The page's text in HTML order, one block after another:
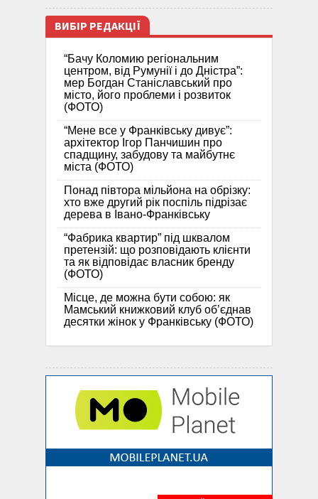
ВИБІР РЕДАКЦІЇ
“Бачу Коломию регіональним
центром, від Румунії і до Дністра”:
мер Богдан Станіславський про
місто, його проблеми і розвиток
(ФОТО)
“Мене все у Франківську дивує”:
архітектор Ігор Панчишин про
спадщину, забудову та майбутнє
міста (ФОТО)
Понад півтора мільйона на обрізку:
хто вже другий рік поспіль підрізає
дерева в Івано-Франківську
“Фабрика квартир” під шквалом
претензій: що розповідають клієнти
та як відповідає власник бренду
(ФОТО)
Місце, де можна бути собою: як
Мамський книжковий клуб об’єднав
десятки жінок у Франківську (ФОТО)